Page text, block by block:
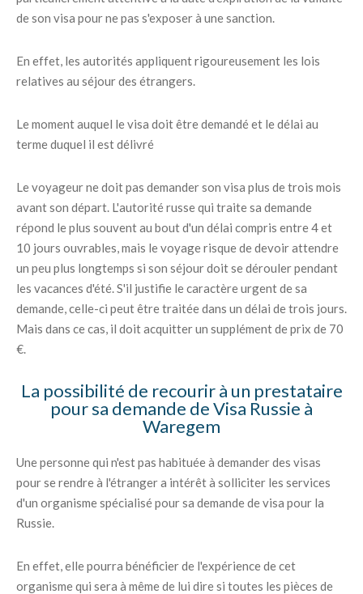
de son visa pour ne pas s'exposer à une sanction.
En effet, les autorités appliquent rigoureusement les lois
relatives au séjour des étrangers.
Le moment auquel le visa doit être demandé et le délai au
terme duquel il est délivré
Le voyageur ne doit pas demander son visa plus de trois mois
avant son départ. L'autorité russe qui traite sa demande
répond le plus souvent au bout d'un délai compris entre 4 et
10 jours ouvrables, mais le voyage risque de devoir attendre
un peu plus longtemps si son séjour doit se dérouler pendant
les vacances d'été. S'il justifie le caractère urgent de sa
demande, celle-ci peut être traitée dans un délai de trois jours.
Mais dans ce cas, il doit acquitter un supplément de prix de 70
€.
La possibilité de recourir à un prestataire
pour sa demande de Visa Russie à
Waregem
Une personne qui n'est pas habituée à demander des visas
pour se rendre à l'étranger a intérêt à solliciter les services
d'un organisme spécialisé pour sa demande de visa pour la
Russie.
En effet, elle pourra bénéficier de l'expérience de cet
organisme qui sera à même de lui dire si toutes les pièces de